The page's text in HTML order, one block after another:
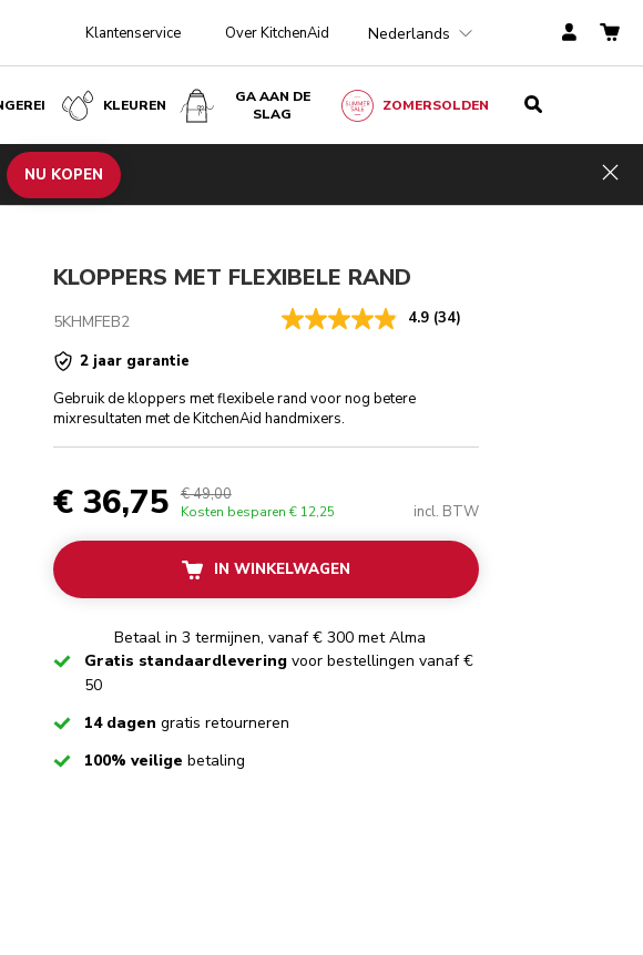
Klantenservice Over KitchenAid Nederlands
KLEUREN
GA AAN DE
SLAG
ZOMERSOLDEN
NU KOPEN
€ 49,00
KLOPPERS MET FLEXIBELE RAND
5KHMFEB2 4.9 (34)
2 jaar garantie
Gebruik de kloppers met flexibele rand voor nog betere
mixresultaten met de KitchenAid handmixers.
€ 36,75 € 49,00
Kosten besparen € 12,25 incl. BTW
IN WINKELWAGEN
Betaal in 3 termijnen, vanaf € 300 met Alma
CheckedGratis standaardlevering voor bestellingen vanaf €
50
Checked14 dagen gratis retourneren
Checked100% veilige betaling